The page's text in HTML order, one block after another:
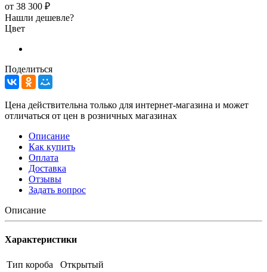
от 38 300 ₽
Нашли дешевле?
Цвет
Поделиться
Цена действительна только для интернет-магазина и может
отличаться от цен в розничных магазинах
Описание
Как купить
Оплата
Доставка
Отзывы
Задать вопрос
Описание
Характеристики
Тип короба
Открытый